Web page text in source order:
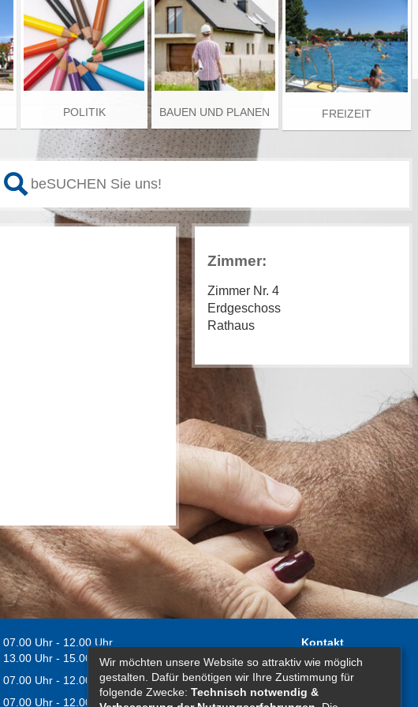
POLITIK BAUEN UND PLANEN FREIZEIT
Zimmer:
Zimmer Nr. 4
Erdgeschoss
Rathaus
07.00 Uhr - 12.00 Uhr
13.00 Uhr - 15.00 Uhr
07.00 Uhr - 12.00 Uhr
07.00 Uhr - 12.00 Uhr
Kontakt
Impressum
Erklärung zur
Barrierefreiheit
Wir möchten unsere Website so attraktiv wie möglich
gestalten. Dafür benötigen wir Ihre Zustimmung für
folgende Zwecke: Technisch notwendig &